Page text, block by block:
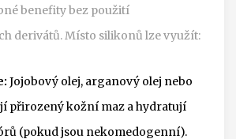
benefity bez použití
derivátů. Místo silikonů lze využít:
Jojobový olej, arganový olej nebo
přirozený kožní maz a hydratují
(pokud jsou nekomedogenní).